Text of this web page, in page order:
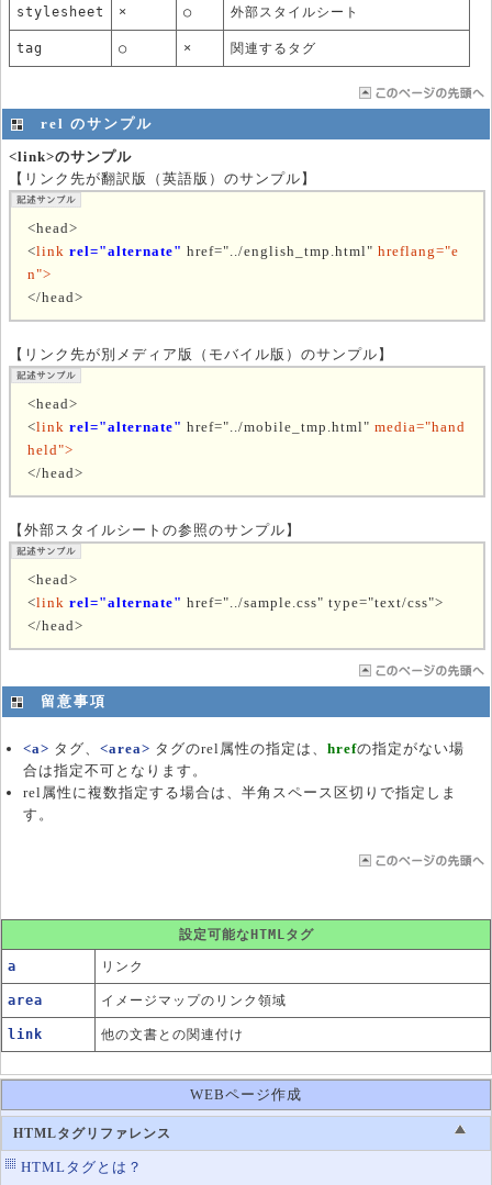
stylesheet × ○ 外部スタイルシート
tag ○ × 関連するタグ
rel のサンプル
<link>のサンプル
【リンク先が翻訳版（英語版）のサンプル】
<head>
<link rel="alternate" href="../english_tmp.html" hreflang="e
n">
</head>
【リンク先が別メディア版（モバイル版）のサンプル】
<head>
<link rel="alternate" href="../mobile_tmp.html" media="hand
held">
</head>
【外部スタイルシートの参照のサンプル】
<head>
<link rel="alternate" href="../sample.css" type="text/css">
</head>
留意事項
<a> タグ、<area> タグのrel属性の指定は、hrefの指定がない場
合は指定不可となります。
rel属性に複数指定する場合は、半角スペース区切りで指定しま
す。
設定可能なHTMLタグ
a リンク
area イメージマップのリンク領域
link 他の文書との関連付け
WEBページ作成
HTMLタグリファレンス
HTMLタグとは？